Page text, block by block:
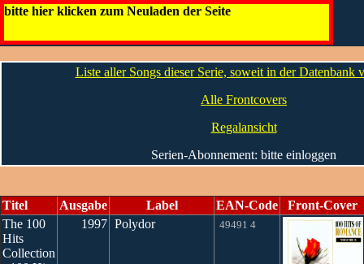
bitte hier klicken zum Neuladen der Seite
The 100 Hits Collection
Liste aller Songs dieser Serie, soweit in der Datenbank
Alle Frontcovers
Regalansicht
Serien-Abonnement: bitte einloggen
Titel Ausgabe Label EAN-Code
Front-Cover
The 100
Hits
Collection
1997 Polydor 49491 4